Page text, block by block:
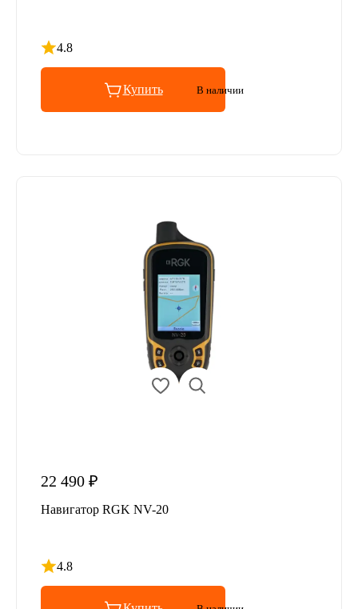
4.8
Рейтинг 4.8 из 5
Купить В наличии
22 490 ₽
Навигатор RGK NV-20
4.8
Рейтинг 4.8 из 5